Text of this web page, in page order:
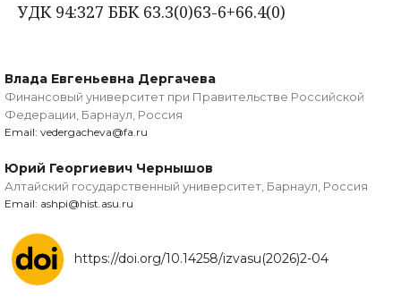
УДК 94:327 ББК 63.3(0)63-6+66.4(0)
Влада Евгеньевна Дергачева
Финансовый университет при Правительстве Российской
Федерации, Барнаул, Россия
Email: vedergacheva@fa.ru
Юрий Георгиевич Чернышов
Алтайский государственный университет, Барнаул, Россия
Email: ashpi@hist.asu.ru
https://doi.org/10.14258/izvasu(2026)2-04